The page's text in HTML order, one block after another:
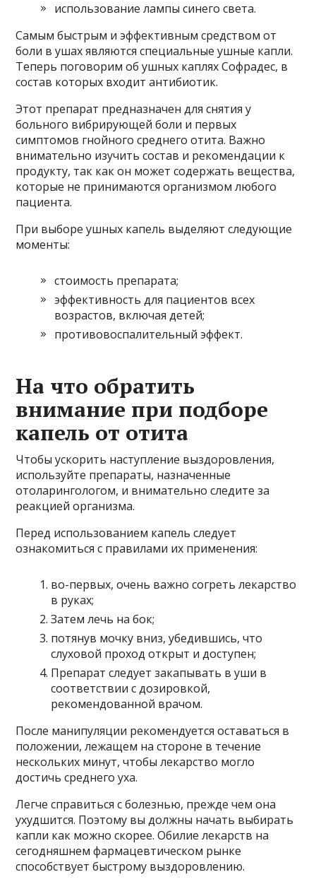
использование лампы синего света.
Самым быстрым и эффективным средством от
боли в ушах являются специальные ушные капли.
Теперь поговорим об ушных каплях Софрадес, в
состав которых входит антибиотик.
Этот препарат предназначен для снятия у
больного вибрирующей боли и первых
симптомов гнойного среднего отита. Важно
внимательно изучить состав и рекомендации к
продукту, так как он может содержать вещества,
которые не принимаются организмом любого
пациента.
При выборе ушных капель выделяют следующие
моменты:
стоимость препарата;
эффективность для пациентов всех
возрастов, включая детей;
противовоспалительный эффект.
На что обратить
внимание при подборе
капель от отита
Чтобы ускорить наступление выздоровления,
используйте препараты, назначенные
отоларингологом, и внимательно следите за
реакцией организма.
Перед использованием капель следует
ознакомиться с правилами их применения:
во-первых, очень важно согреть лекарство
в руках;
Затем лечь на бок;
потянув мочку вниз, убедившись, что
слуховой проход открыт и доступен;
Препарат следует закапывать в уши в
соответствии с дозировкой,
рекомендованной врачом.
После манипуляции рекомендуется оставаться в
положении, лежащем на стороне в течение
нескольких минут, чтобы лекарство могло
достичь среднего уха.
Легче справиться с болезнью, прежде чем она
ухудшится. Поэтому вы должны начать выбирать
капли как можно скорее. Обилие лекарств на
сегодняшнем фармацевтическом рынке
способствует быстрому выздоровлению.